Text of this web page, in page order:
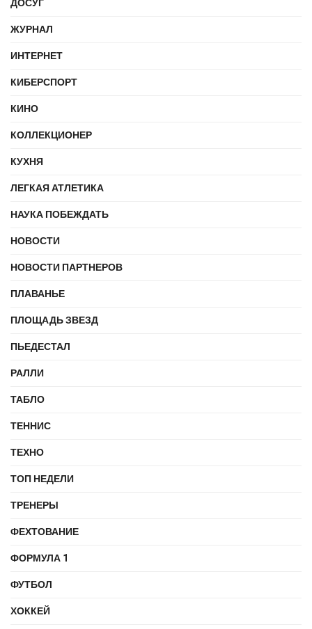
ЖУРНАЛ
ИНТЕРНЕТ
КИБЕРСПОРТ
КИНО
КОЛЛЕКЦИОНЕР
КУХНЯ
ЛЕГКАЯ АТЛЕТИКА
НАУКА ПОБЕЖДАТЬ
НОВОСТИ
НОВОСТИ ПАРТНЕРОВ
ПЛАВАНЬЕ
ПЛОЩАДЬ ЗВЕЗД
ПЬЕДЕСТАЛ
РАЛЛИ
ТАБЛО
ТЕННИС
ТЕХНО
ТОП НЕДЕЛИ
ТРЕНЕРЫ
ФЕХТОВАНИЕ
ФОРМУЛА 1
ФУТБОЛ
ХОККЕЙ